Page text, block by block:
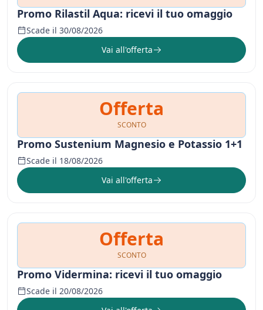
Promo Rilastil Aqua: ricevi il tuo omaggio
Scade il 30/08/2026
Vai all'offerta
Offerta
SCONTO
Promo Sustenium Magnesio e Potassio 1+1
Scade il 18/08/2026
Vai all'offerta
Offerta
SCONTO
Promo Vidermina: ricevi il tuo omaggio
Scade il 20/08/2026